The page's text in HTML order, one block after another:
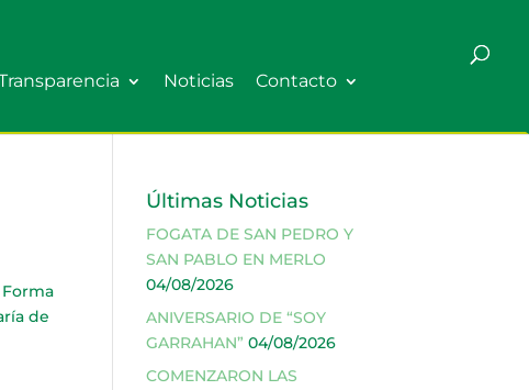
Noticias Contacto
Forma
de
Últimas Noticias
FOGATA DE SAN PEDRO Y
SAN PABLO EN MERLO
04/08/2026
ANIVERSARIO DE “SOY
GARRAHAN” 04/08/2026
COMENZARON LAS